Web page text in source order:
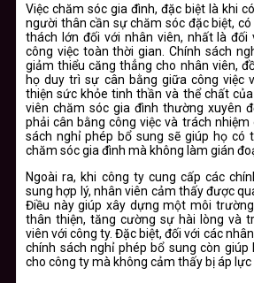
Việc chăm sóc gia đình, đặc biệt là khi
người thân cần sự chăm sóc đặc biệt,
thách lớn đối với nhân viên, nhất là đối
công việc toàn thời gian. Chính sách
giảm thiểu căng thẳng cho nhân viên,
họ duy trì sự cân bằng giữa công việc
thiện sức khỏe tinh thần và thể chất
viên chăm sóc gia đình thường xuyên
phải cân bằng công việc và trách nhiệm
sách nghỉ phép bổ sung sẽ giúp họ có
chăm sóc gia đình mà không làm gián
Ngoài ra, khi công ty cung cấp các
sung hợp lý, nhân viên cảm thấy được
Điều này giúp xây dựng một môi
thân thiện, tăng cường sự hài lòng và
viên với công ty. Đặc biệt, đối với các
chính sách nghỉ phép bổ sung còn giúp
cho công ty mà không cảm thấy bị áp lực